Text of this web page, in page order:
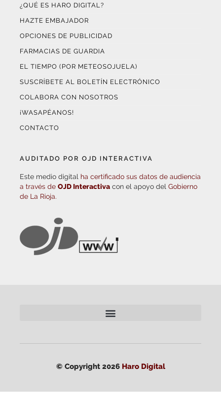
¿QUÉ ES HARO DIGITAL?
HAZTE EMBAJADOR
OPCIONES DE PUBLICIDAD
FARMACIAS DE GUARDIA
EL TIEMPO (POR METEOSOJUELA)
SUSCRÍBETE AL BOLETÍN ELECTRÓNICO
COLABORA CON NOSOTROS
¡WASAPÉANOS!
CONTACTO
AUDITADO POR OJD INTERACTIVA
Este medio digital ha certificado sus datos de audiencia
a través de OJD Interactiva con el apoyo del Gobierno
de La Rioja.
© Copyright 2026 Haro Digital